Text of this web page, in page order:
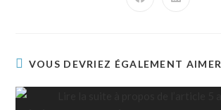
VOUS DEVRIEZ ÉGALEMENT AIMER